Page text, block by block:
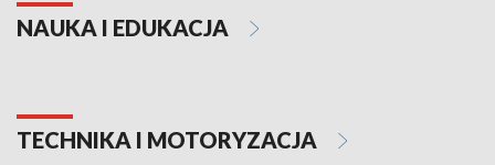
NAUKA I EDUKACJA
TECHNIKA I MOTORYZACJA